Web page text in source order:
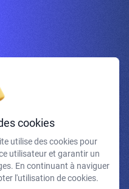
newsletter
avoir pris connaissance de
et mentions légales.
cookies
utilise des cookies pour
utilisateur et garantir un
En continuant à naviguer
l'utilisation de cookies.